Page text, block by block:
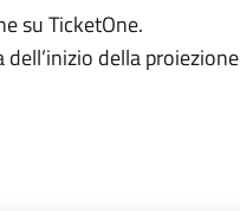
su TicketOne.
della